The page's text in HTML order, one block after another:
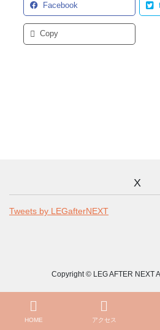
Facebook
Copy
X
Tweets by LEGafterNEXT
Copyright © LEG AFTER NEXT
HOME アクセス